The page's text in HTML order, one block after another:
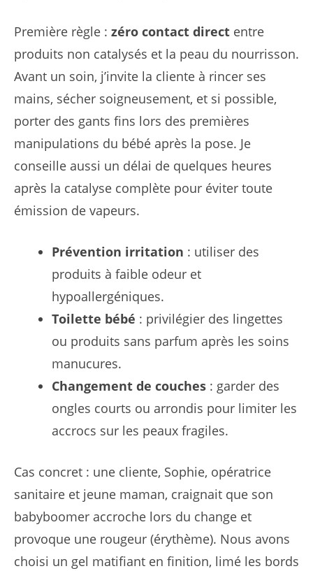
Première règle : zéro contact direct entre
produits non catalysés et la peau du nourrisson.
Avant un soin, j’invite la cliente à rincer ses
mains, sécher soigneusement, et si possible,
porter des gants fins lors des premières
manipulations du bébé après la pose. Je
conseille aussi un délai de quelques heures
après la catalyse complète pour éviter toute
émission de vapeurs.
Prévention irritation : utiliser des
produits à faible odeur et
hypoallergéniques.
Toilette bébé : privilégier des lingettes
ou produits sans parfum après les soins
manucures.
Changement de couches : garder des
ongles courts ou arrondis pour limiter les
accrocs sur les peaux fragiles.
Cas concret : une cliente, Sophie, opératrice
sanitaire et jeune maman, craignait que son
babyboomer accroche lors du change et
provoque une rougeur (érythème). Nous avons
choisi un gel matifiant en finition, limé les bords